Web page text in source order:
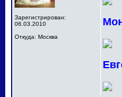
Зарегистрирован:
06.03.2010
Откуда: Москва